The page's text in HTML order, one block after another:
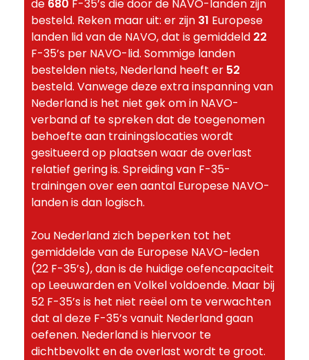
de 680 F-35’s die door de NAVO-landen zijn
besteld. Reken maar uit: er zijn 31 Europese
landen lid van de NAVO, dat is gemiddeld 22
F-35’s per NAVO-lid. Sommige landen
bestelden niets, Nederland heeft er 52
besteld. Vanwege deze extra inspanning van
Nederland is het niet gek om in NAVO-
verband af te spreken dat de toegenomen
behoefte aan trainingslocaties wordt
gesitueerd op plaatsen waar de overlast
relatief gering is. Spreiding van F-35-
trainingen over een aantal Europese NAVO-
landen is dan logisch.
Zou Nederland zich beperken tot het
gemiddelde van de Europese NAVO-leden
(22 F-35’s), dan is de huidige oefencapaciteit
op Leeuwarden en Volkel voldoende. Maar bij
52 F-35’s is het niet reëel om te verwachten
dat al deze F-35’s vanuit Nederland gaan
oefenen. Nederland is hiervoor te
dichtbevolkt en de overlast wordt te groot.